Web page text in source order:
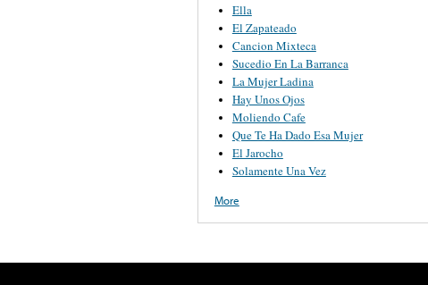
Ella
El Zapateado
Cancion Mixteca
Sucedio En La Barranca
La Mujer Ladina
Hay Unos Ojos
Moliendo Cafe
Que Te Ha Dado Esa Mujer
El Jarocho
Solamente Una Vez
More